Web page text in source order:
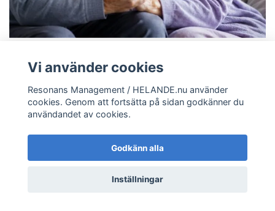
Vi använder cookies
Resonans Management / HELANDE.nu använder
cookies. Genom att fortsätta på sidan godkänner du
användandet av cookies.
Godkänn alla
Inställningar